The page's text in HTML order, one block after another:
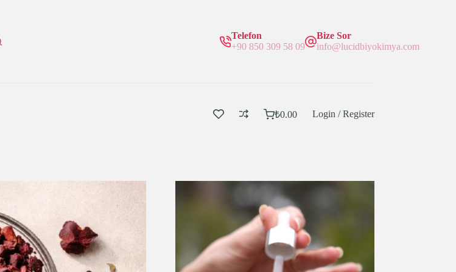
Telefon
+90 850 309 58 09
Bize Sor
info@lucidbiyokimya.com
Sepetim
₺0.00 Login / Register